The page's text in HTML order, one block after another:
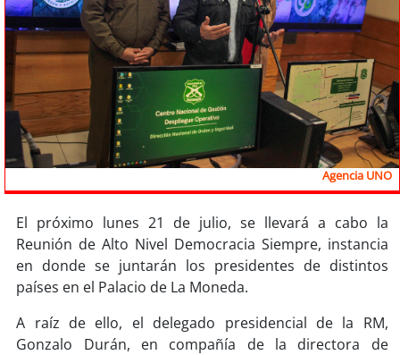
soychile
soy arica
soyiquique
soycalama
soycopiapó
soyvalparaíso
soyquillota
Agencia UNO
El próximo lunes 21 de julio, se llevará a cabo la
Reunión de Alto Nivel Democracia Siempre, instancia
en donde se juntarán los presidentes de distintos
países en el Palacio de La Moneda.
A raíz de ello, el delegado presidencial de la RM,
Gonzalo Durán, en compañía de la directora de